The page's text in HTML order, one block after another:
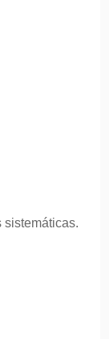
sistemáticas.